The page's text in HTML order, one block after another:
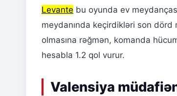
Levante bu oyunda ev
meydanında keçirdikləri son dörd
olmasına rəğmən, komanda
hesabla 1.2 qol vurur.
Valensiya